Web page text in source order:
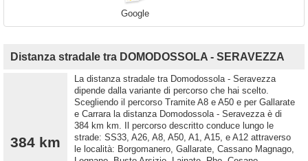
Google
Distanza stradale tra DOMODOSSOLA - SERAVEZZA
384 km
La distanza stradale tra Domodossola - Seravezza
dipende dalla variante di percorso che hai scelto.
Scegliendo il percorso Tramite A8 e A50 e per Gallarate
e Carrara la distanza Domodossola - Seravezza è di
384 km km. Il percorso descritto conduce lungo le
strade: SS33, A26, A8, A50, A1, A15, e A12 attraverso
le località: Borgomanero, Gallarate, Cassano Magnago,